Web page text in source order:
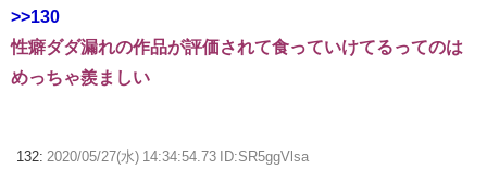
>>130
性癖ダダ漏れの作品が評価されて食っていけてるってのは
めっちゃ羨ましい
132: 2020/05/27(水) 14:34:54.73 ID:SR5ggVlsa